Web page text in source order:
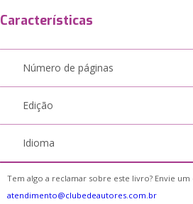
Características
Número de páginas
Edição
Idioma
Tem algo a reclamar sobre este livro? Envie um
atendimento@clubedeautores.com.br